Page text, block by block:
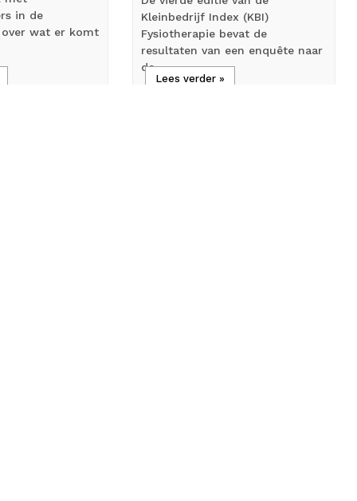
in de
wat er komt
Kleinbedrijf Index (KBI)
Fysiotherapie bevat de
resultaten van een enquête naar
de…
Lees verder »